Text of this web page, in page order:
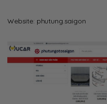
Website: phutung.saigon